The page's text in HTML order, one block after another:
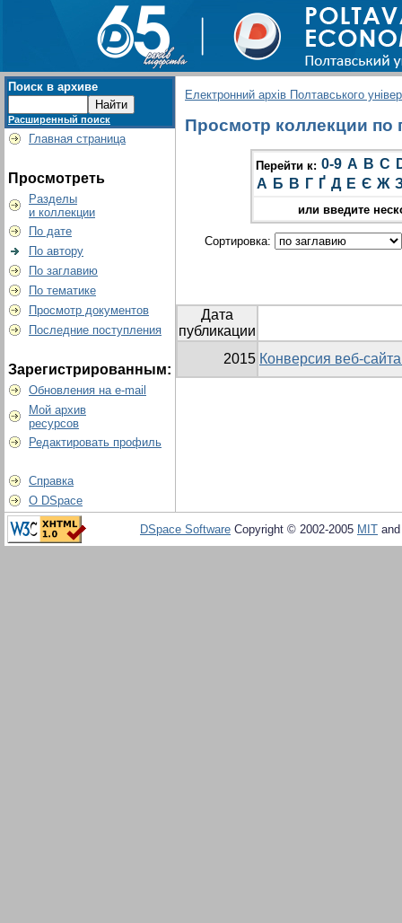
Поиск в архиве
Расширенный поиск
Главная страница
Просмотреть
Разделы
и коллекции
По дате
По автору
По заглавию
По тематике
Просмотр документов
Последние поступления
Зарегистрированным:
Обновления на e-mail
Мой архив
ресурсов
Редактировать профиль
Справка
О DSpace
Електронний архів Полтавського
Просмотр коллекции по
Перейти к: 0-9 A B C
А Б В Г Ґ Д Е Є Ж
или введите
Сортировка:
Дата
публикации
2015 Конверсия веб-
DSpace Software Copyright © 2002-2005 MIT